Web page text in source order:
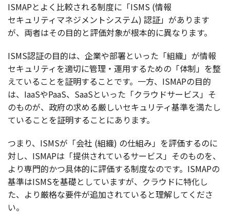
ISMAPとよく比較される制度に「ISMS (情報
セキュリティマネジメントシステム) 認証」があります
が、 両者はその目的と評価対象が根本的に異なります。
ISMS認証の目的は、 企業や部署といった「組織」が情報
セキュリティを適切に管理 ・ 運用するための「体制」を整
えていることを証明することです。 一方、ISMAPの目的
は、IaaSやPaaS、SaaSといった「クラウドサービス」そ
のものが、 政府の求める厳しいセキュリティ基準を満たし
ていることを証明することにあります。
つまり、ISMSが「会社 (組織) の仕組み」を評価するのに
対し、ISMAPは「提供されているサービス」そのものを、
より専門的かつ具体的に評価する制度なのです。ISMAPの
基準はISMSを基礎としていますが、 クラウドに特化し
た、より厳格な要件が追加されていると理解してくださ
い。